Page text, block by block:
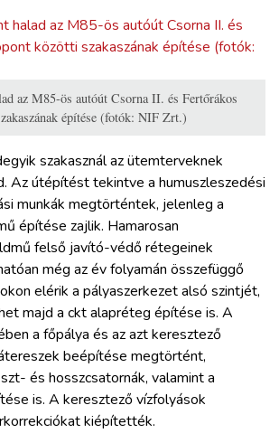
az M85-ös autóút Csorna II. és Fertőrákos
építése (fotók: NIF Zrt.)
szakasznál az ütemterveknek
Az útépítést tekintve a humuszleszedési
munkák megtörténtek, jelenleg a
építése zajlik. Hamarosan
felső javító-védő rétegeinek
még az év folyamán összefüggő
elérik a pályaszerkezet alsó szintjét,
majd a ckt alapréteg építése is. A
a főpálya és az azt keresztező
beépítése megtörtént,
és hosszcsatornák, valamint a
is. A keresztező vízfolyások
kiépítették.